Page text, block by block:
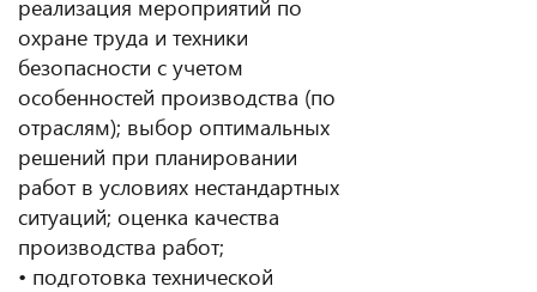
реализация мероприятий по
охране труда и техники
безопасности с учетом
особенностей производства (по
отраслям); выбор оптимальных
решений при планировании
работ в условиях нестандартных
ситуаций; оценка качества
производства работ;
• подготовка технической